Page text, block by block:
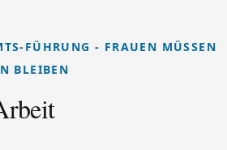
FÜHRUNG - FRAUEN MÜSSEN
BLEIBEN